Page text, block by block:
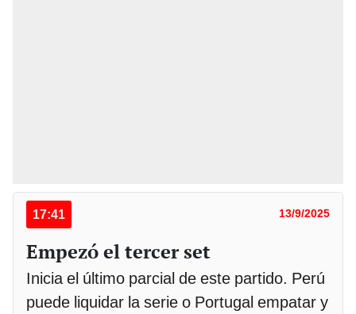
17:41 13/9/2025
Empezó el tercer set
Inicia el último parcial de este partido. Perú
puede liquidar la serie o Portugal empatar y